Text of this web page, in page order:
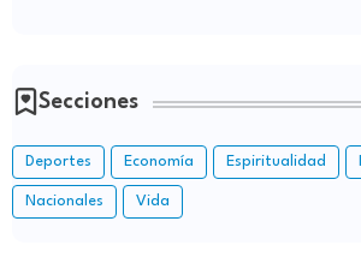
Secciones
Deportes Economía Espiritualidad
Nacionales Vida